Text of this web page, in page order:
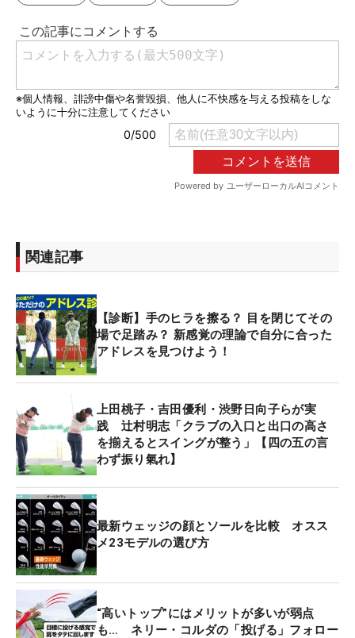
関連記事
【診断】手のヒラを擦る？ 目を閉じてその
場で足踏み？ 新感覚の理論で自分に合った
アドレスを見つけよう！
上田桃子・吉田優利・渋野日向子らが実
践 辻村明志「クラブの入口と出口の高さ
を揃えるとスイングが整う」【四の五の言
わず振り氣れ】
最新ウェッジの顔とソールを比較 オスス
メ23モデルの選び方
“高いトップ”にはメリットが多いが弱点
も… ネリー・コルダの「投げる」フォロー